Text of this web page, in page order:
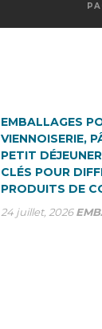
EMBALLAGES
VIENNOISERIE,
PETIT
CLÉS POUR
PRODUITS DE
24 juillet, 2026